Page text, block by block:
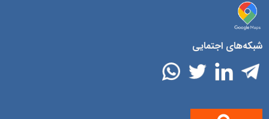
شبکه‌های اجتمایی